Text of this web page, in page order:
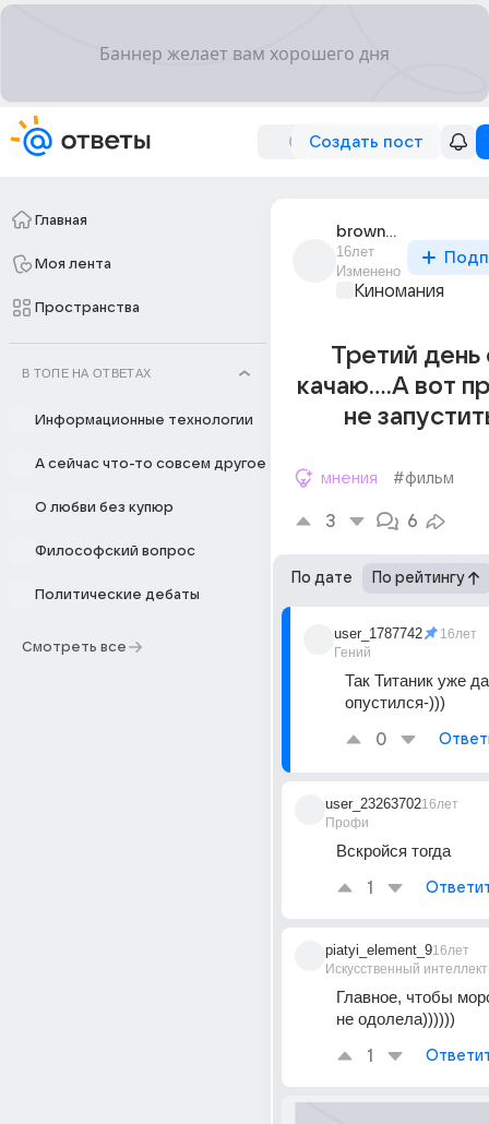
Создать пост
Главная
Моя лента
Пространства
В ТОПЕ НА ОТВЕТАХ
Информационные технологии
А сейчас что-то совсем другое
О любви без купюр
Философский вопрос
Политические дебаты
Смотреть все
brown_sky
16лет
Изменено
Киномания
Третий день
качаю....А вот
не
мнения #фильм
3 6
По дате По рейтингу
user_1787742
Гений
16лет
Так Титаник уже
опустился-)))
0
user_23263702
Профи
16лет
Вскройся тогда
1
piatyi_element_9
Искусственный интеллект
16лет
Главное, чтобы
не одолела))))))
1